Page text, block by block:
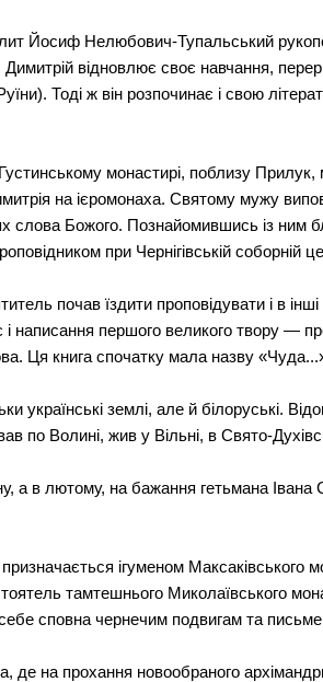
Йосиф Нелюбович-Тупальський
відновлює своє навчання,
Руїни). Тоді ж він розпочинає і свою
монастирі, поблизу
на ієромонаха. Святому мужу
слова Божого. Познайомившись із ним
при Чернігівській соборній
почав їздити проповідувати і в інші
і написання першого великого твору —
Ця книга спочатку мала назву
українські землі, але й білоруські.
по Волині, жив у Вільні, в Свято-
а в лютому, на бажання гетьмана
ігуменом Максаківського
тамтешнього Миколаївського
сповна чернечим подвигам та
де на прохання новообраного